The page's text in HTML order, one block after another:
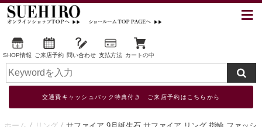
SHOP情報 ご来店予約 問い合わせ 支払方法 カートの中
交通費キャッシュバック特典付き ご来店予約はこちらから